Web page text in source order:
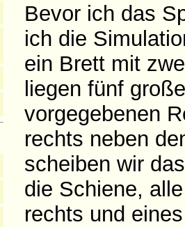
Bevor ich das
ich die
ein Brett mit
liegen fünf
vorgegebenen
rechts neben
scheiben wir
die Schiene,
rechts und